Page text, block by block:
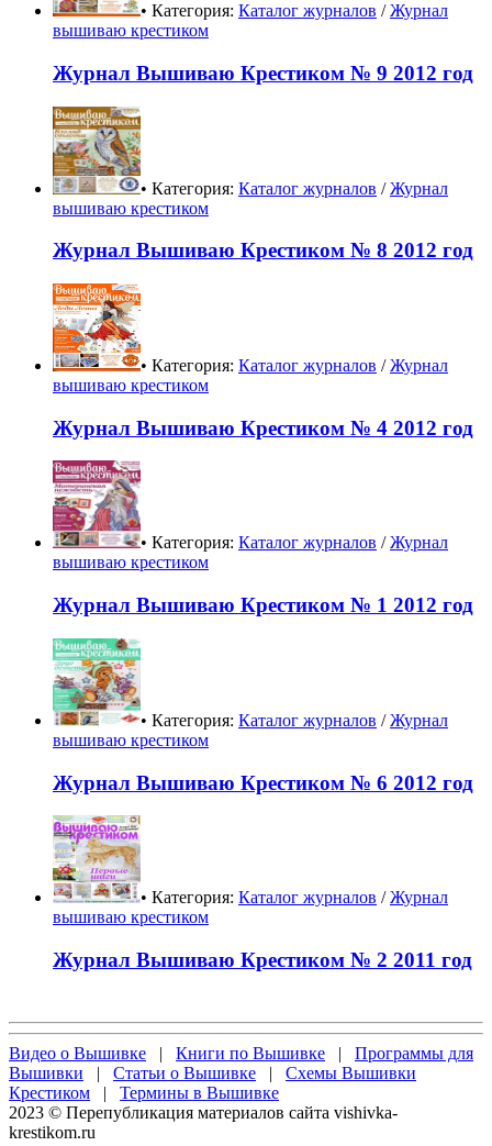
• Категория: Каталог журналов /Журнал
вышиваю крестиком
Журнал Вышиваю Крестиком № 9 2012 год
• Категория: Каталог журналов /Журнал
вышиваю крестиком
Журнал Вышиваю Крестиком № 8 2012 год
• Категория: Каталог журналов /Журнал
вышиваю крестиком
Журнал Вышиваю Крестиком № 4 2012 год
• Категория: Каталог журналов /Журнал
вышиваю крестиком
Журнал Вышиваю Крестиком № 1 2012 год
• Категория: Каталог журналов /Журнал
вышиваю крестиком
Журнал Вышиваю Крестиком № 6 2012 год
• Категория: Каталог журналов /Журнал
вышиваю крестиком
Журнал Вышиваю Крестиком № 2 2011 год
Видео о Вышивке | Книги по Вышивке | Программы для
Вышивки | Статьи о Вышивке | Схемы Вышивки
Крестиком | Термины в Вышивке
2023 © Перепубликация материалов сайта vishivka-
krestikom.ru